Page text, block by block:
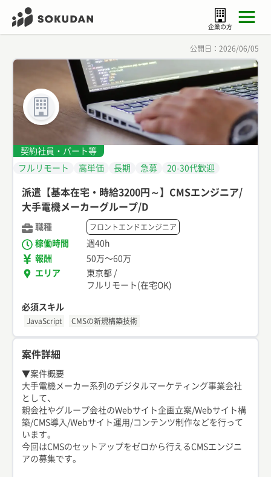
企業の方
公開日： 2026/06/05
契約社員・パート等
フルリモート
高単価 長期 急募 20-30代歓迎
派遣【基本在宅・時給3200円～】CMSエンジニア/
大手電機メーカーグループ/D
職種 フロントエンドエンジニア
稼働時間
週40h
報酬
50万〜60万
エリア
東京都 /
フルリモート(在宅OK)
必須スキル
JavaScript CMSの新規構築技術
案件詳細
▼案件概要
大手電機メーカー系列のデジタルマーケティング事業会社
として、
親会社やグループ会社のWebサイト企画立案/Webサイト構
築/CMS導入/Webサイト運用/コンテンツ制作などを行って
います。
今回はCMSのセットアップをゼロから行えるCMSエンジニ
アの募集です。